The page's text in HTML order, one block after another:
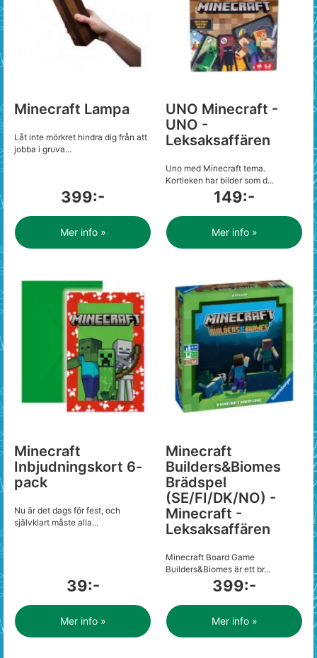
Minecraft Lampa
Låt inte mörkret hindra dig från att
jobba i gruva...
399:-
Mer info »
UNO Minecraft -
UNO -
Leksaksaffären
Uno med Minecraft tema.
Kortleken har bilder som d...
149:-
Mer info »
Minecraft
Inbjudningskort 6-
pack
Nu är det dags för fest, och
självklart måste alla...
39:-
Mer info »
Minecraft
Builders&Biomes
Brädspel
(SE/FI/DK/NO) -
Minecraft -
Leksaksaffären
Minecraft Board Game
Builders&Biomes är ett br...
399:-
Mer info »